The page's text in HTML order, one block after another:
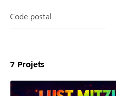
Code postal
7 Projets